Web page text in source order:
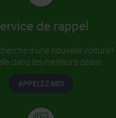
de rappel
d'une nouvelle voiture?
dans les meilleurs délais
APPELEZ-MOI